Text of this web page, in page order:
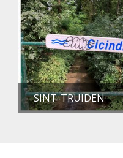
SINT-TRUIDEN